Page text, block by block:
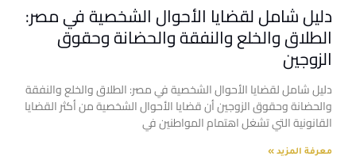
دليل شامل لقضايا الأحوال الشخصية في مصر:
الطلاق والخلع والنفقة والحضانة وحقوق
الزوجين
دليل شامل لقضايا الأحوال الشخصية في مصر: الطلاق والخلع والنفقة
والحضانة وحقوق الزوجين أن قضايا الأحوال الشخصية من أكثر القضايا
القانونية التي تشغل اهتمام المواطنين في
معرفة المزيد »